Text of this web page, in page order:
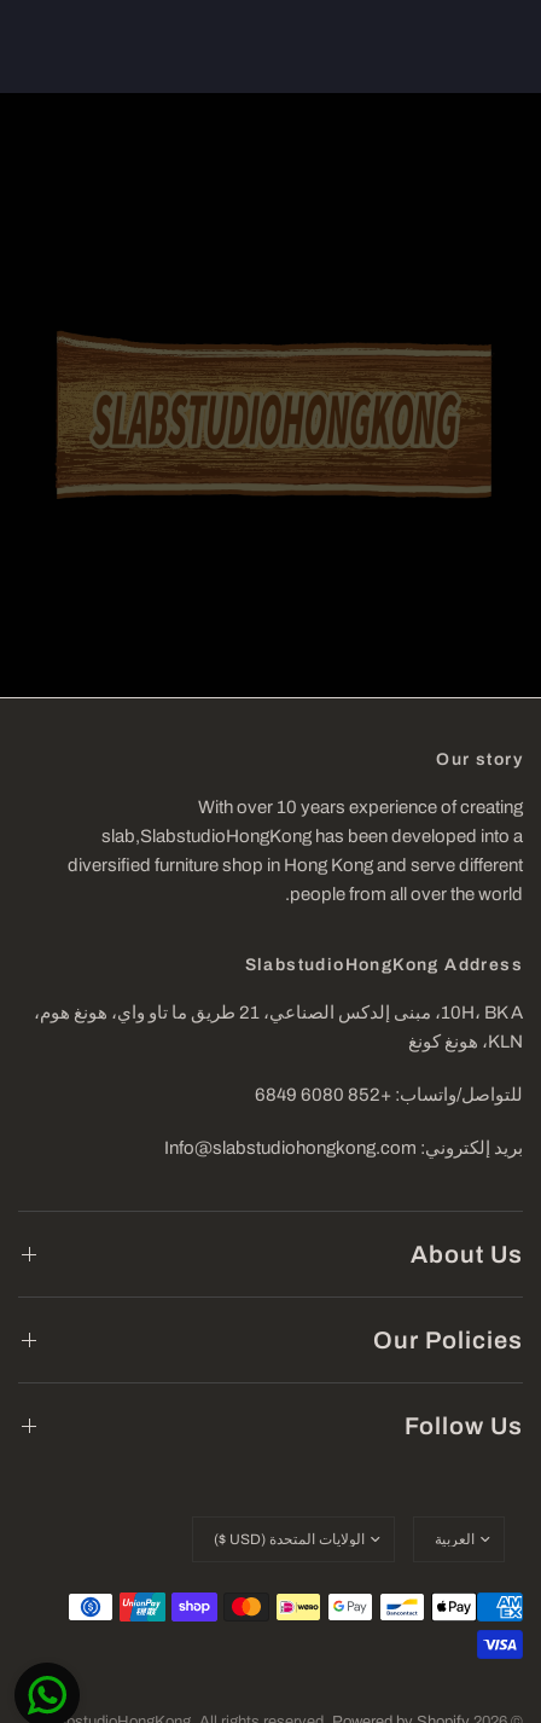
Our story
With over 10 years experience of creating
slab,SlabstudioHongKong has been developed into a
diversified furniture shop in Hong Kong and serve different
people from all over the world.
SlabstudioHongKong Address
10H، BK A، مبنى إلدكس الصناعي، 21 طريق ما تاو واي، هونغ هوم،
KLN، هونغ كونغ
للتواصل/واتساب: +852 6080 6849
بريد إلكتروني: Info@slabstudiohongkong.com
About Us
Our Policies
Follow Us